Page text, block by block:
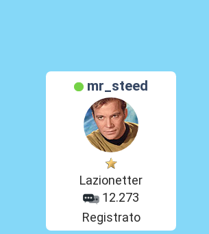
mr_steed
Lazionetter
12.273
Registrato